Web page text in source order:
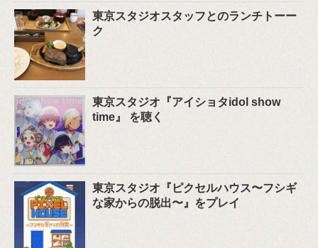
東京スタジオスタッフとのランチトーー
ク
東京スタジオ『アイショタidol show
time』 を聴く
東京スタジオ『ピクセルハウス〜フシギ
な家からの脱出〜』をプレイ